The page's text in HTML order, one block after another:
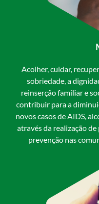
Acolher, cuidar,
sobriedade, a
reinserção familiar e
contribuir para a
novos casos de AIDS,
através da realização
prevenção nas